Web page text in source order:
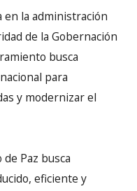
en la administración
de la Gobernación
busca
para
y modernizar el
Paz busca
eficiente y